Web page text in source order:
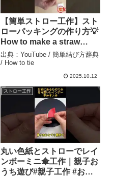
【簡単ストロー工作】スト
ローパッキングの作り方💡
How to make a straw
Packing#簡単#収納#吸管#
旅行#キャンプ#빨대#遠征
#お泊まり#工作#折り方#
単結び方辞典 / How to tie
出典：YouTube / 簡単結び方辞典
/ How to tie
2025.10.12
ストロー工作
丸い色紙とストローでレイ
ンボーミニ傘工作｜親子お
うち遊び#親子工作 #おう